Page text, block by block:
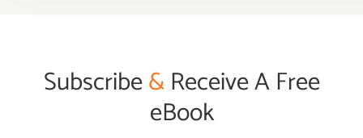
Subscribe&Receive A Free
eBook